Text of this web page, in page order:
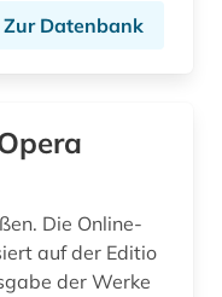
Zur Datenbank
Die Online-
auf der Editio
der Werke